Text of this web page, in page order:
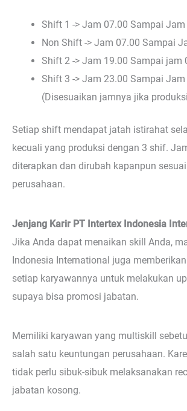
Shift 1 -> Jam 07.00 Sampai Jam
Non Shift -> Jam 07.00 Sampai
Shift 2 -> Jam 19.00 Sampai jam
Shift 3 -> Jam 23.00 Sampai Jam
(Disesuaikan jamnya jika
Setiap shift mendapat jatah istirahat
kecuali yang produksi dengan 3 shif.
diterapkan dan dirubah kapanpun
perusahaan.
Jenjang Karir PT Intertex Indonesia
Jika Anda dapat menaikan skill Anda,
Indonesia International juga
setiap karyawannya untuk melakukan
supaya bisa promosi jabatan.
Memiliki karyawan yang multiskill
salah satu keuntungan perusahaan.
tidak perlu sibuk-sibuk melaksanakan
jabatan kosong.